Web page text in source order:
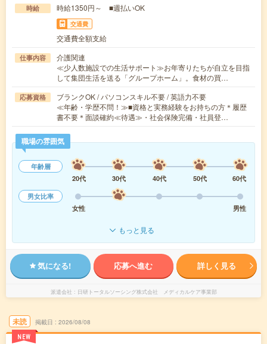
時給 時給1350円～ ■週払いOK
交通費
交通費全額支給
仕事内容
介護関連
≪少人数施設での生活サポート≫お年寄りたちが自立を目指
して集団生活を送る「グループホーム」。食材の買…
応募資格
ブランクOK / パソコンスキル不要 / 英語力不要
≪年齢・学歴不問！≫■資格と実務経験をお持ちの方＊履歴
書不要＊面談確約≪待遇≫・社会保険完備・社員登…
職場の雰囲気
年齢層
20代
30代 40代 50代
60代
男女比率
女性
男性
もっと見る
気になる! 応募へ進む 詳しく見る
派遣会社 日研トータルソーシング株式会社 メディカルケア事業部
未読
NEW
掲載日 2026/08/08